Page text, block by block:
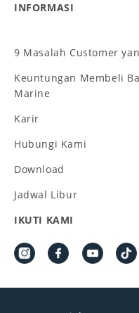
INFORMASI
9 Masalah Customer
Keuntungan Membeli
Marine
Karir
Hubungi Kami
Download
Jadwal Libur
IKUTI KAMI